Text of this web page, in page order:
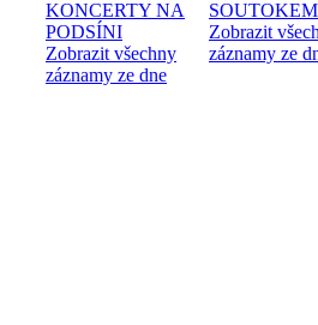
KONCERTY NA
PODSÍNI
Zobrazit všechny
záznamy ze dne
SOUTOKEM
Zobrazit
záznamy ze